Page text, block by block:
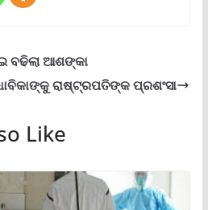
ବଢିଲା ଆଶଙ୍କା
ରାଷ୍ଟ୍ରପତିଙ୍କ ପ୍ରଶଂସା
Like